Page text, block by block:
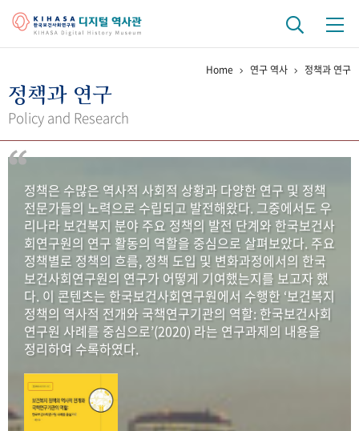
걸어온 길 기관 변천사
연구 역사
정책과 연구 키워드로 보는 연구 역사
연구자들
간행물 변천사
기록물 아카이브
사진 아카이브 문서 기록물 행정박물 영상 기록물
50+1주년 기념
성과 50선 숫자로 보는 50년
세계와 함께 한 KIHASA
Home 연구 역사 정책과 연구
정책과 연구
Policy and Research
정책은 수많은 역사적 사회적 상황과 다양한 연구 및 정책
전문가들의 노력으로 수립되고 발전해왔다. 그중에서도 우
리나라 보건복지 분야 주요 정책의 발전 단계와 한국보건사
회연구원의 연구 활동의 역할을 중심으로 살펴보았다. 주요
정책별로 정책의 흐름, 정책 도입 및 변화과정에서의 한국
보건사회연구원의 연구가 어떻게 기여했는지를 보고자 했
다. 이 콘텐츠는 한국보건사회연구원에서 수행한 ‘보건복지
정책의 역사적 전개와 국책연구기관의 역할: 한국보건사회
연구원 사례를 중심으로’(2020) 라는 연구과제의 내용을
정리하여 수록하였다.